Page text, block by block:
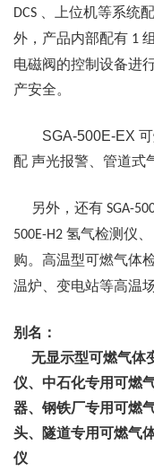
DCS 、上位机等系统
外，产品内部配有 1
电磁阀的控制设备进
产安全。
SGA-500E-EX
配 声光报警、管道式
另外，还有 SGA-
500E-H2 氢气检测仪、
购。高温型可燃气体
温炉、变电站等高温场
别名：
无显示型可燃气体
仪、中石化专用可燃
器、钢铁厂专用可燃
头、隧道专用可燃气
仪